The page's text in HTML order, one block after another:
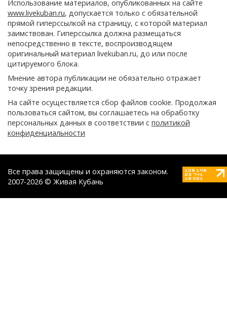
Использование материалов, опубликованных на сайте
www.livekuban.ru, допускается только с обязательной
прямой гиперссылкой на страницу, с которой материал
заимствован. Гиперссылка должна размещаться
непосредственно в тексте, воспроизводящем
оригинальный материал livekuban.ru, до или после
цитируемого блока.
Мнение автора публикации не обязательно отражает
точку зрения редакции.
На сайте осуществляется сбор файлов cookie. Продолжая
пользоваться сайтом, вы соглашаетесь на обработку
персональных данных в соответствии с политикой
конфиденциальности
Все права защищены и охраняются законом.
2007-2026 © Живая Кубань